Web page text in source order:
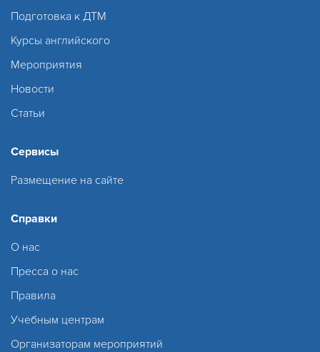
Подготовка к ДТМ
Курсы английского
Мероприятия
Новости
Статьи
Сервисы
Размещение на сайте
Справки
О нас
Пресса о нас
Правила
Учебным центрам
Организаторам мероприятий